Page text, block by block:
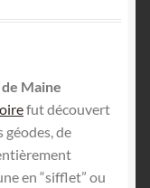
Maine
fut découvert
de
en “sifflet” ou